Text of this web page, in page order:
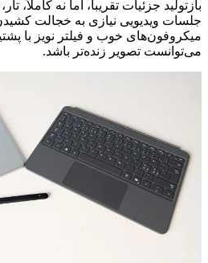
بازتولید جزئیات تقریباً، اما نه کاملاً،
جلسات ویدیویی نیازی به خجالت
میکروفون‌های خوب و فیلتر نویز با
می‌توانست تصویر زنده‌تر باشد.